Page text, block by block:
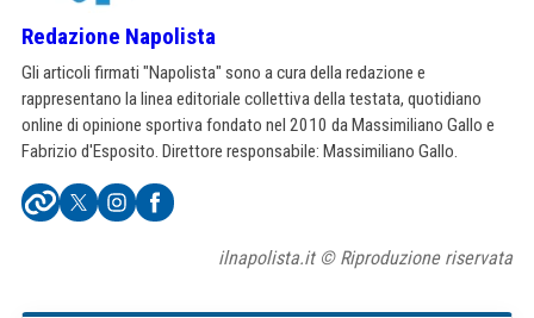
Redazione Napolista
Gli articoli firmati "Napolista" sono a cura della redazione e
rappresentano la linea editoriale collettiva della testata, quotidiano
online di opinione sportiva fondato nel 2010 da Massimiliano Gallo e
Fabrizio d'Esposito. Direttore responsabile: Massimiliano Gallo.
ilnapolista.it © Riproduzione riservata